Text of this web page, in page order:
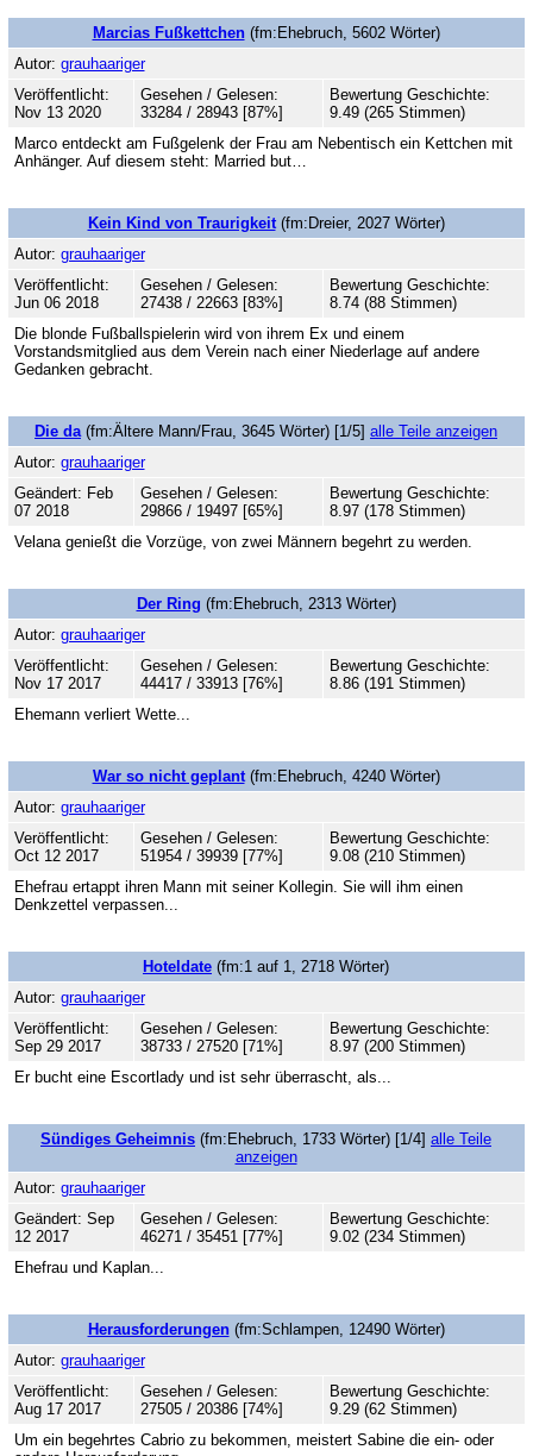
Marcias Fußkettchen(fm:Ehebruch, 5602 Wörter)
Autor: grauhaariger
Veröffentlicht:
Nov 13 2020
Gesehen / Gelesen:
33284 / 28943 [87%]
Bewertung Geschichte:
9.49 (265 Stimmen)
Marco entdeckt am Fußgelenk der Frau am Nebentisch ein Kettchen mit
Anhänger. Auf diesem steht: Married but…
Kein Kind von Traurigkeit(fm:Dreier, 2027 Wörter)
Autor: grauhaariger
Veröffentlicht:
Jun 06 2018
Gesehen / Gelesen:
27438 / 22663 [83%]
Bewertung Geschichte:
8.74 (88 Stimmen)
Die blonde Fußballspielerin wird von ihrem Ex und einem
Vorstandsmitglied aus dem Verein nach einer Niederlage auf andere
Gedanken gebracht.
Die da(fm:Ältere Mann/Frau, 3645 Wörter) [1/5] alle Teile anzeigen
Autor: grauhaariger
Geändert: Feb
07 2018
Gesehen / Gelesen:
29866 / 19497 [65%]
Bewertung Geschichte:
8.97 (178 Stimmen)
Velana genießt die Vorzüge, von zwei Männern begehrt zu werden.
Der Ring (fm:Ehebruch, 2313 Wörter)
Autor: grauhaariger
Veröffentlicht:
Nov 17 2017
Gesehen / Gelesen:
44417 / 33913 [76%]
Bewertung Geschichte:
8.86 (191 Stimmen)
Ehemann verliert Wette...
War so nicht geplant(fm:Ehebruch, 4240 Wörter)
Autor: grauhaariger
Veröffentlicht:
Oct 12 2017
Gesehen / Gelesen:
51954 / 39939 [77%]
Bewertung Geschichte:
9.08 (210 Stimmen)
Ehefrau ertappt ihren Mann mit seiner Kollegin. Sie will ihm einen
Denkzettel verpassen...
Hoteldate (fm:1 auf 1, 2718 Wörter)
Autor: grauhaariger
Veröffentlicht:
Sep 29 2017
Gesehen / Gelesen:
38733 / 27520 [71%]
Bewertung Geschichte:
8.97 (200 Stimmen)
Er bucht eine Escortlady und ist sehr überrascht, als...
Sündiges Geheimnis (fm:Ehebruch, 1733 Wörter) [1/4] alle Teile
anzeigen
Autor: grauhaariger
Geändert: Sep
12 2017
Gesehen / Gelesen:
46271 / 35451 [77%]
Bewertung Geschichte:
9.02 (234 Stimmen)
Ehefrau und Kaplan...
Herausforderungen(fm:Schlampen, 12490 Wörter)
Autor: grauhaariger
Veröffentlicht:
Aug 17 2017
Gesehen / Gelesen:
27505 / 20386 [74%]
Bewertung Geschichte:
9.29 (62 Stimmen)
Um ein begehrtes Cabrio zu bekommen, meistert Sabine die ein- oder